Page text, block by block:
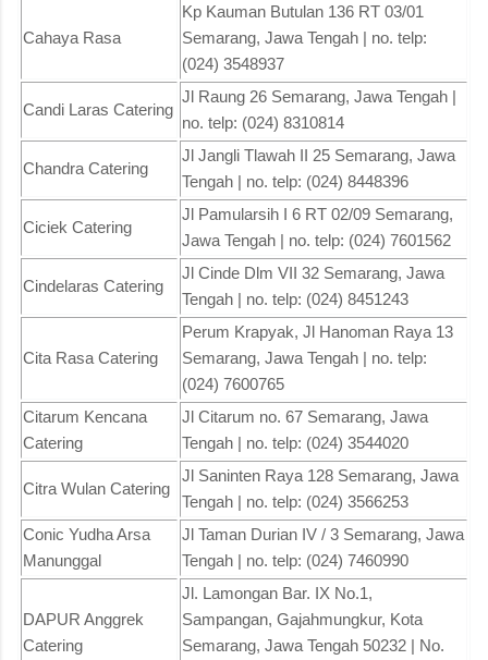
Cahaya Rasa
Kp Kauman Butulan 136 RT 03/01
Semarang, Jawa Tengah | no. telp:
(024) 3548937
Candi Laras Catering
Jl Raung 26 Semarang, Jawa Tengah |
no. telp: (024) 8310814
Chandra Catering
Jl Jangli Tlawah II 25 Semarang, Jawa
Tengah | no. telp: (024) 8448396
Ciciek Catering
Jl Pamularsih I 6 RT 02/09 Semarang,
Jawa Tengah | no. telp: (024) 7601562
Cindelaras Catering
Jl Cinde Dlm VII 32 Semarang, Jawa
Tengah | no. telp: (024) 8451243
Cita Rasa Catering
Perum Krapyak, Jl Hanoman Raya 13
Semarang, Jawa Tengah | no. telp:
(024) 7600765
Citarum Kencana
Catering
Jl Citarum no. 67 Semarang, Jawa
Tengah | no. telp: (024) 3544020
Citra Wulan Catering
Jl Saninten Raya 128 Semarang, Jawa
Tengah | no. telp: (024) 3566253
Conic Yudha Arsa
Manunggal
Jl Taman Durian IV / 3 Semarang, Jawa
Tengah | no. telp: (024) 7460990
DAPUR Anggrek
Catering
Jl. Lamongan Bar. IX No.1,
Sampangan, Gajahmungkur, Kota
Semarang, Jawa Tengah 50232 | No.